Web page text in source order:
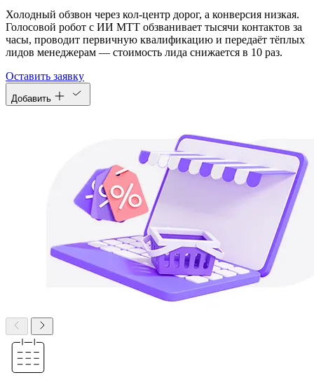
Холодный обзвон через кол-центр дорог, а конверсия низкая.
Голосовой робот с ИИ МТТ обзванивает тысячи контактов за
часы, проводит первичную квалификацию и передаёт тёплых
лидов менеджерам — стоимость лида снижается в 10 раз.
Оставить заявку
Добавить